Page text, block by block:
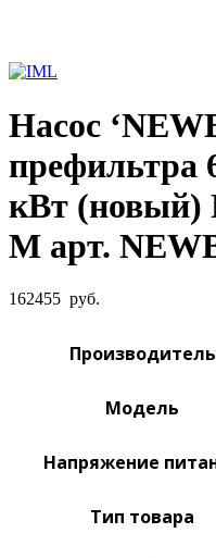
Насос
префильтра
кВт (новый)
M арт.
162455 руб.
Производитель
Модель
Напряжение
Тип товара